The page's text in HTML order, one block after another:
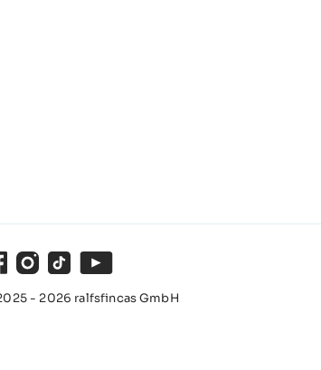
FacebookInstagram
TikTok
- 2026 ralfsfincas GmbH